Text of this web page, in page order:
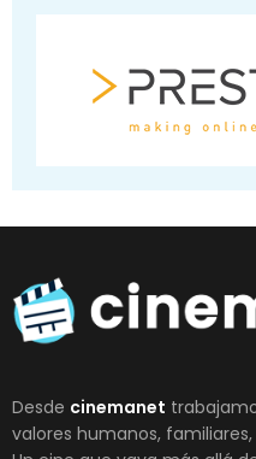
Desde cinemanet
valores humanos,